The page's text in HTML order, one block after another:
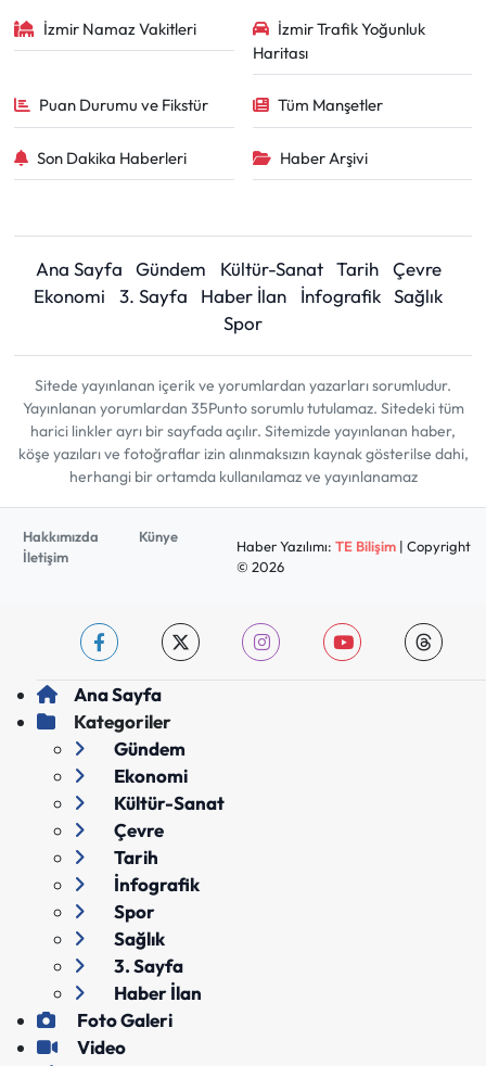
İzmir Namaz Vakitleri
İzmir Trafik Yoğunluk
Haritası
Puan Durumu ve Fikstür Tüm Manşetler
Son Dakika Haberleri Haber Arşivi
Ana Sayfa Gündem Kültür-Sanat Tarih
Çevre
Ekonomi
3. Sayfa Haber İlan İnfografik Sağlık
Spor
Sitede yayınlanan içerik ve yorumlardan yazarları sorumludur.
Yayınlanan yorumlardan 35Punto sorumlu tutulamaz. Sitedeki tüm
harici linkler ayrı bir sayfada açılır. Sitemizde yayınlanan haber,
köşe yazıları ve fotoğraflar izin alınmaksızın kaynak gösterilse dahi,
herhangi bir ortamda kullanılamaz ve yayınlanamaz
Hakkımızda
Künye
İletişim
Haber Yazılımı: TE Bilişim| Copyright
© 2026
Ana Sayfa
Kategoriler
Gündem
Ekonomi
Kültür-Sanat
Çevre
Tarih
İnfografik
Spor
Sağlık
3. Sayfa
Haber İlan
Foto Galeri
Video